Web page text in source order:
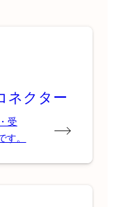
ネクター
受
す。